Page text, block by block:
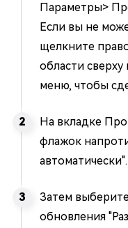
Параметры>
Если вы не
щелкните
области
меню, чтобы
На вкладке
флажок
автоматически".
Затем
обновления